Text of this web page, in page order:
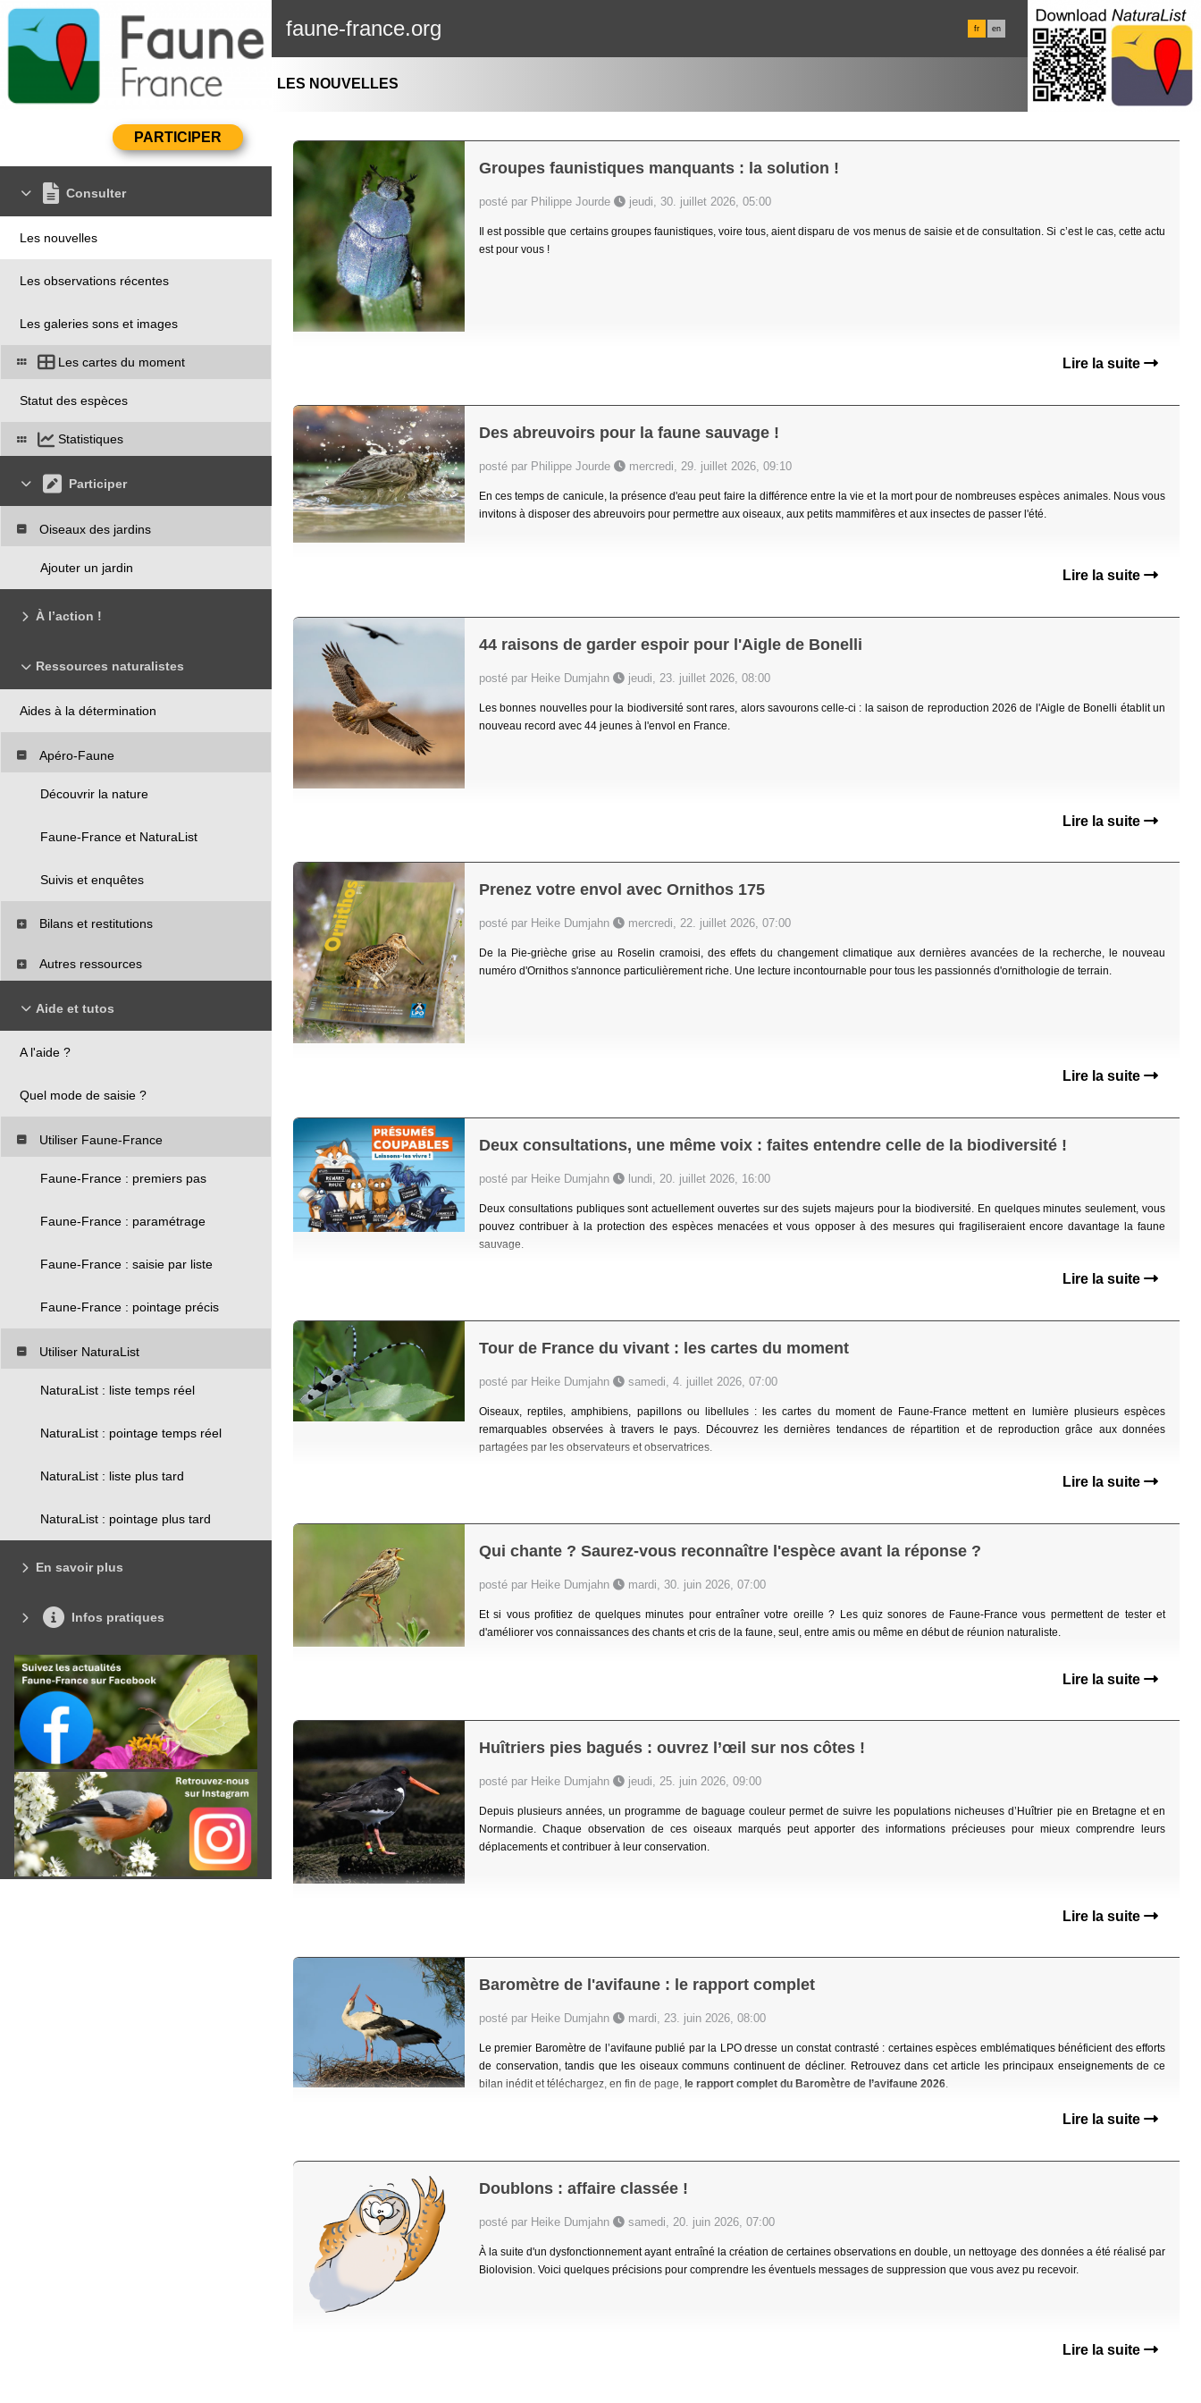
faune-france.org fr en
Consulter
Les nouvelles
Les observations récentes
Les galeries sons et images
Les cartes du moment
Statut des espèces
Statistiques
Participer
Oiseaux des jardins
Ajouter un jardin
À l’action !
Ressources naturalistes
Aides à la détermination
Apéro-Faune
Découvrir la nature
Faune-France et NaturaList
Suivis et enquêtes
Bilans et restitutions
Autres ressources
Aide et tutos
A l'aide ?
Quel mode de saisie ?
Utiliser Faune-France
Faune-France : premiers pas
Faune-France : paramétrage
Faune-France : saisie par liste
Faune-France : pointage précis
Utiliser NaturaList
NaturaList : liste temps réel
NaturaList : pointage temps réel
NaturaList : liste plus tard
NaturaList : pointage plus tard
En savoir plus
Infos pratiques
LES NOUVELLES
Groupes faunistiques manquants : la solution !
posté par Philippe Jourde jeudi, 30. juillet 2026, 05:00
Il est possible que certains groupes faunistiques, voire tous, aient disparu de vos menus de saisie et de consultation. Si c’est le cas, cette actu
est pour vous !
Lire la suite
Des abreuvoirs pour la faune sauvage !
posté par Philippe Jourde mercredi, 29. juillet 2026, 09:10
En ces temps de canicule, la présence d'eau peut faire la différence entre la vie et la mort pour de nombreuses espèces animales. Nous vous
invitons à disposer des abreuvoirs pour permettre aux oiseaux, aux petits mammifères et aux insectes de passer l'été.
Lire la suite
44 raisons de garder espoir pour l'Aigle de Bonelli
posté par Heike Dumjahn jeudi, 23. juillet 2026, 08:00
Les bonnes nouvelles pour la biodiversité sont rares, alors savourons celle-ci : la saison de reproduction 2026 de l'Aigle de Bonelli établit un
nouveau record avec 44 jeunes à l'envol en France.
Lire la suite
Prenez votre envol avec Ornithos 175
posté par Heike Dumjahn mercredi, 22. juillet 2026, 07:00
De la Pie-grièche grise au Roselin cramoisi, des effets du changement climatique aux dernières avancées de la recherche, le nouveau
numéro d'Ornithos s'annonce particulièrement riche. Une lecture incontournable pour tous les passionnés d'ornithologie de terrain.
Lire la suite
Deux consultations, une même voix : faites entendre celle de la biodiversité !
posté par Heike Dumjahn lundi, 20. juillet 2026, 16:00
Deux consultations publiques sont actuellement ouvertes sur des sujets majeurs pour la biodiversité. En quelques minutes seulement, vous
pouvez contribuer à la protection des espèces menacées et vous opposer à des mesures qui fragiliseraient encore davantage la faune
sauvage.
Lire la suite
Tour de France du vivant : les cartes du moment
posté par Heike Dumjahn samedi, 4. juillet 2026, 07:00
Oiseaux, reptiles, amphibiens, papillons ou libellules : les cartes du moment de Faune-France mettent en lumière plusieurs espèces
remarquables observées à travers le pays. Découvrez les dernières tendances de répartition et de reproduction grâce aux données
partagées par les observateurs et observatrices.
Lire la suite
Qui chante ? Saurez-vous reconnaître l'espèce avant la réponse ?
posté par Heike Dumjahn mardi, 30. juin 2026, 07:00
Et si vous profitiez de quelques minutes pour entraîner votre oreille ? Les quiz sonores de Faune-France vous permettent de tester et
d'améliorer vos connaissances des chants et cris de la faune, seul, entre amis ou même en début de réunion naturaliste.
Lire la suite
Huîtriers pies bagués : ouvrez l’œil sur nos côtes !
posté par Heike Dumjahn jeudi, 25. juin 2026, 09:00
Depuis plusieurs années, un programme de baguage couleur permet de suivre les populations nicheuses d’Huîtrier pie en Bretagne et en
Normandie. Chaque observation de ces oiseaux marqués peut apporter des informations précieuses pour mieux comprendre leurs
déplacements et contribuer à leur conservation.
Lire la suite
Baromètre de l'avifaune : le rapport complet
posté par Heike Dumjahn mardi, 23. juin 2026, 08:00
Le premier Baromètre de l’avifaune publié par la LPO dresse un constat contrasté : certaines espèces emblématiques bénéficient des efforts
de conservation, tandis que les oiseaux communs continuent de décliner. Retrouvez dans cet article les principaux enseignements de ce
bilan inédit et téléchargez, en fin de page, le rapport complet du Baromètre de l’avifaune 2026.
Lire la suite
Doublons : affaire classée !
posté par Heike Dumjahn samedi, 20. juin 2026, 07:00
À la suite d'un dysfonctionnement ayant entraîné la création de certaines observations en double, un nettoyage des données a été réalisé par
Biolovision. Voici quelques précisions pour comprendre les éventuels messages de suppression que vous avez pu recevoir.
Lire la suite